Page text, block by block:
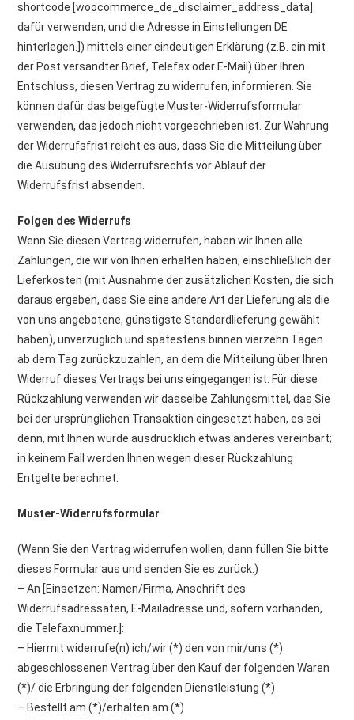
shortcode [woocommerce_de_disclaimer_address_data]
dafür verwenden, und die Adresse in Einstellungen DE
hinterlegen.]) mittels einer eindeutigen Erklärung (z.B. ein mit
der Post versandter Brief, Telefax oder E-Mail) über Ihren
Entschluss, diesen Vertrag zu widerrufen, informieren. Sie
können dafür das beigefügte Muster-Widerrufsformular
verwenden, das jedoch nicht vorgeschrieben ist. Zur Wahrung
der Widerrufsfrist reicht es aus, dass Sie die Mitteilung über
die Ausübung des Widerrufsrechts vor Ablauf der
Widerrufsfrist absenden.
Folgen des Widerrufs
Wenn Sie diesen Vertrag widerrufen, haben wir Ihnen alle
Zahlungen, die wir von Ihnen erhalten haben, einschließlich der
Lieferkosten (mit Ausnahme der zusätzlichen Kosten, die sich
daraus ergeben, dass Sie eine andere Art der Lieferung als die
von uns angebotene, günstigste Standardlieferung gewählt
haben), unverzüglich und spätestens binnen vierzehn Tagen
ab dem Tag zurückzuzahlen, an dem die Mitteilung über Ihren
Widerruf dieses Vertrags bei uns eingegangen ist. Für diese
Rückzahlung verwenden wir dasselbe Zahlungsmittel, das Sie
bei der ursprünglichen Transaktion eingesetzt haben, es sei
denn, mit Ihnen wurde ausdrücklich etwas anderes vereinbart;
in keinem Fall werden Ihnen wegen dieser Rückzahlung
Entgelte berechnet.
Muster-Widerrufsformular
(Wenn Sie den Vertrag widerrufen wollen, dann füllen Sie bitte
dieses Formular aus und senden Sie es zurück.)
– An [Einsetzen: Namen/Firma, Anschrift des
Widerrufsadressaten, E-Mailadresse und, sofern vorhanden,
die Telefaxnummer.]:
– Hiermit widerrufe(n) ich/wir (*) den von mir/uns (*)
abgeschlossenen Vertrag über den Kauf der folgenden Waren
(*)/ die Erbringung der folgenden Dienstleistung (*)
– Bestellt am (*)/erhalten am (*)